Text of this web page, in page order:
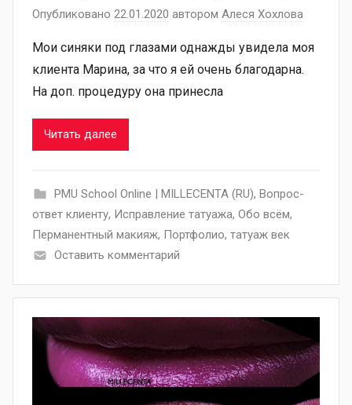
Опубликовано 22.01.2020 автором Алеся Хохлова
Мои синяки под глазами однажды увидела моя
клиента Марина, за что я ей очень благодарна.
На доп. процедуру она принесла
Читать далее
PMU School Online | MILLECENTA (RU), Вопрос-
ответ клиенту, Исправление татуажа, Обо всём,
Перманентный макияж, Портфолио, татуаж век
Оставить комментарий